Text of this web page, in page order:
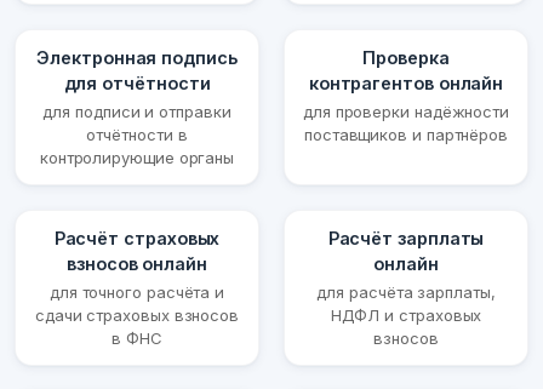
Электронная подпись
для отчётности
для подписи и отправки
отчётности в
контролирующие органы
Проверка
контрагентов онлайн
для проверки надёжности
поставщиков и партнёров
Расчёт страховых
взносов онлайн
для точного расчёта и
сдачи страховых взносов
в ФНС
Расчёт зарплаты
онлайн
для расчёта зарплаты,
НДФЛ и страховых
взносов